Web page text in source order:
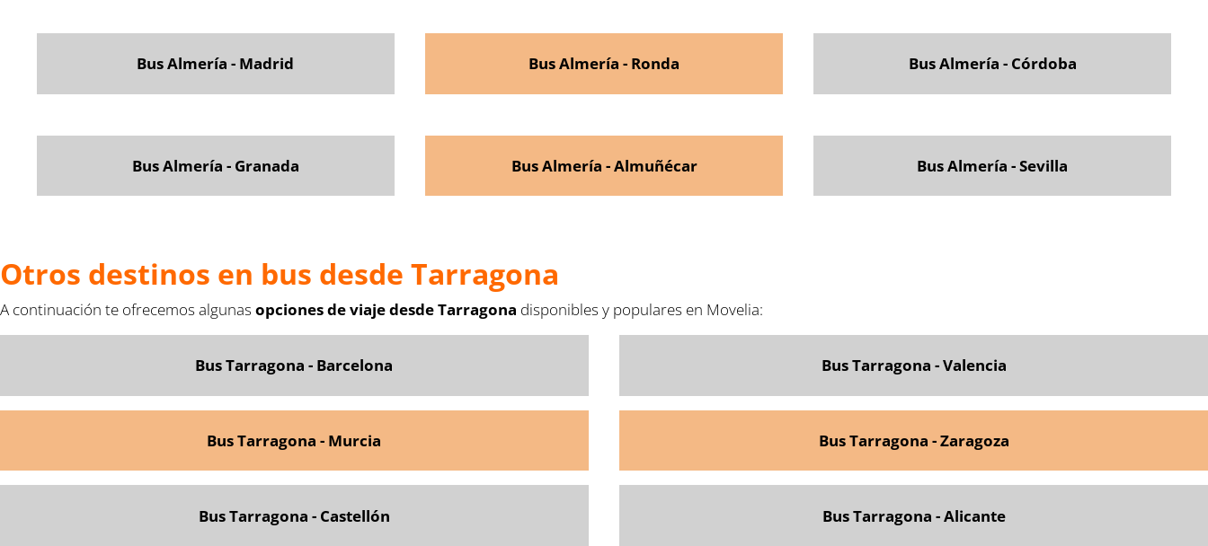
Bus Almería - Madrid Bus Almería - Ronda Bus Almería - Córdoba
Bus Almería - Granada Bus Almería - Almuñécar Bus Almería - Sevilla
Otros destinos en bus desde Tarragona
A continuación te ofrecemos algunasopciones de viaje desde Tarragona disponibles y populares en Movelia:
Bus Tarragona - Barcelona
Bus Tarragona - Murcia
Bus Tarragona - Castellón
Bus Tarragona - Valencia
Bus Tarragona - Zaragoza
Bus Tarragona - Alicante